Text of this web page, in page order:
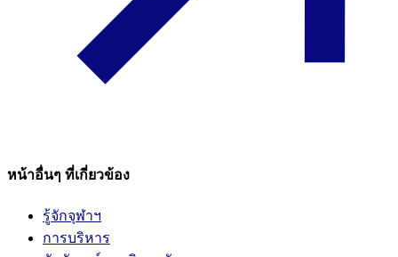
หน้าอื่นๆ ที่เกี่ยวข้อง
รู้จักจุฬาฯ
การบริหาร